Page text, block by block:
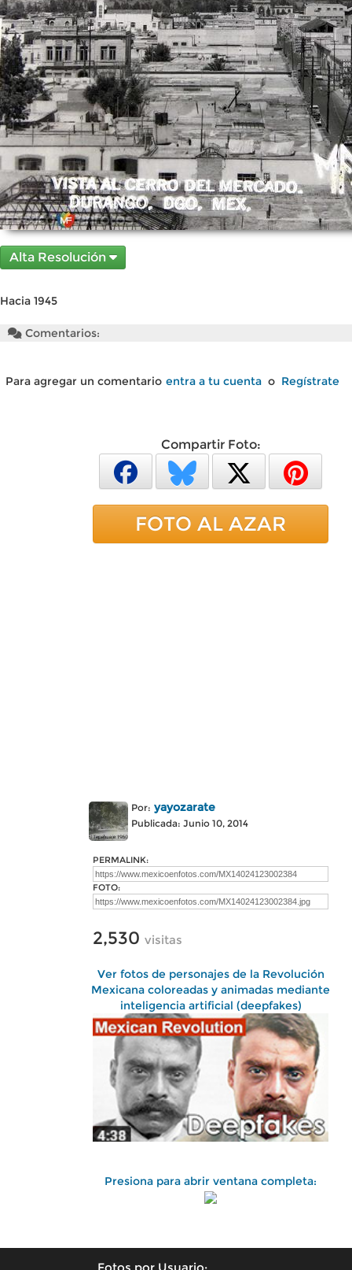
Alta Resolución
Hacia 1945
Comentarios:
Para agregar un comentario entra a tu cuenta o Regístrate
Compartir Foto:
FOTO AL AZAR
Por: yayozarate
Publicada: Junio 10, 2014
PERMALINK:
FOTO:
2,530 visitas
Ver fotos de personajes de la Revolución
Mexicana coloreadas y animadas mediante
inteligencia artificial (deepfakes)
Presiona para abrir ventana completa:
Fotos por Usuario: